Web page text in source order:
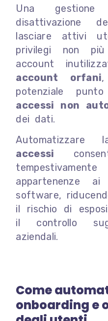
Una gestione
disattivazione
lasciare attivi
privilegi non più
account
account orfani,
potenziale
accessi non
dei dati.
accessi
appartenenze
software,
il rischio di
il controllo
aziendali.
Come
onboarding e